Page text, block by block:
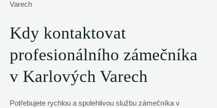
Kdy kontaktovat
profesionálního zámečníka
v Karlových Varech
Potřebujete rychlou a spolehlivou službu zámečníka v